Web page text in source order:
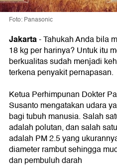
Foto: Panasonic
Jakarta-Tahukah Anda bila
18 kg per harinya? Untuk itu
berkualitas sudah menjadi
terkena penyakit pernapasan.
Ketua Perhimpunan Dokter
Susanto mengatakan udara
bagi tubuh manusia. Salah
adalah polutan, dan salah
adalah PM 2.5 yang
diameter rambut sehingga
dan pembuluh darah